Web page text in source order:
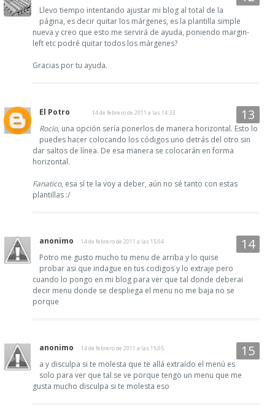
Llevo tiempo intentando ajustar mi blog al total de la
página, es decir quitar los márgenes, es la plantilla simple
nueva y creo que esto me servirá de ayuda, poniendo margin-
left etc podré quitar todos los márgenes?
Gracias por tu ayuda.
El Potro 14 de febrero de 2011 a las 14:33
Rocío, una opción sería ponerlos de manera horizontal. Esto lo
puedes hacer colocando los códigos uno detrás del otro sin
dar saltos de línea. De esa manera se colocarán en forma
horizontal.
Fanatico, esa sí te la voy a deber, aún no sé tanto con estas
plantillas :/
anonimo 14 de febrero de 2011 a las 15:04
Potro me gusto mucho tu menu de arriba y lo quise
probar asi que indague en tus codigos y lo extraje pero
cuando lo pongo en mi blog para ver que tal donde deberai
decir menu donde se despliega el menu no me baja no se
porque
anonimo 14 de febrero de 2011 a las 15:05
a y disculpa si te molesta que te allá extraído el menú es
solo para ver que tal se ve porque tengo un menu que me
gusta mucho disculpa si te molesta eso